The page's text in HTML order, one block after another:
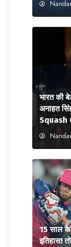
भारत की
अनाहत
Squash
15 साल
इतिहास!